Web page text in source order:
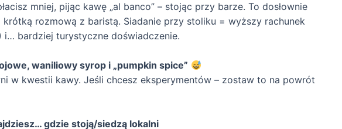
mniej, pijąc kawę „al banco” – stojąc przy barze. To dosłownie
krótką rozmową z baristą. Siadanie przy stoliku = wyższy rachunek
i… bardziej turystyczne doświadczenie.
waniliowy syrop i „pumpkin spice”
w kwestii kawy. Jeśli chcesz eksperymentów – zostaw to na powrót
gdzie stoją/siedzą lokalni